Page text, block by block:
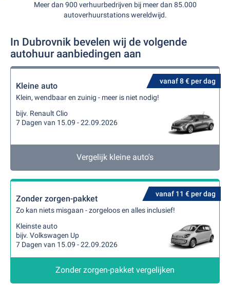
Meer dan 900 verhuurbedrijven bij meer dan 85.000
autoverhuurstations wereldwijd.
In Dubrovnik bevelen wij de volgende
autohuur aanbiedingen aan
vanaf 8 € per dag
Kleine auto
Klein, wendbaar en zuinig - meer is niet nodig!
bijv. Renault Clio
7 Dagen van 15.09 - 22.09.2026
Vergelijk kleine auto's
vanaf 11 € per dag
Zonder zorgen-pakket
Zo kan niets misgaan - zorgeloos en alles inclusief!
Kleinste auto
bijv. Volkswagen Up
7 Dagen van 15.09 - 22.09.2026
Zonder zorgen-pakket vergelijken